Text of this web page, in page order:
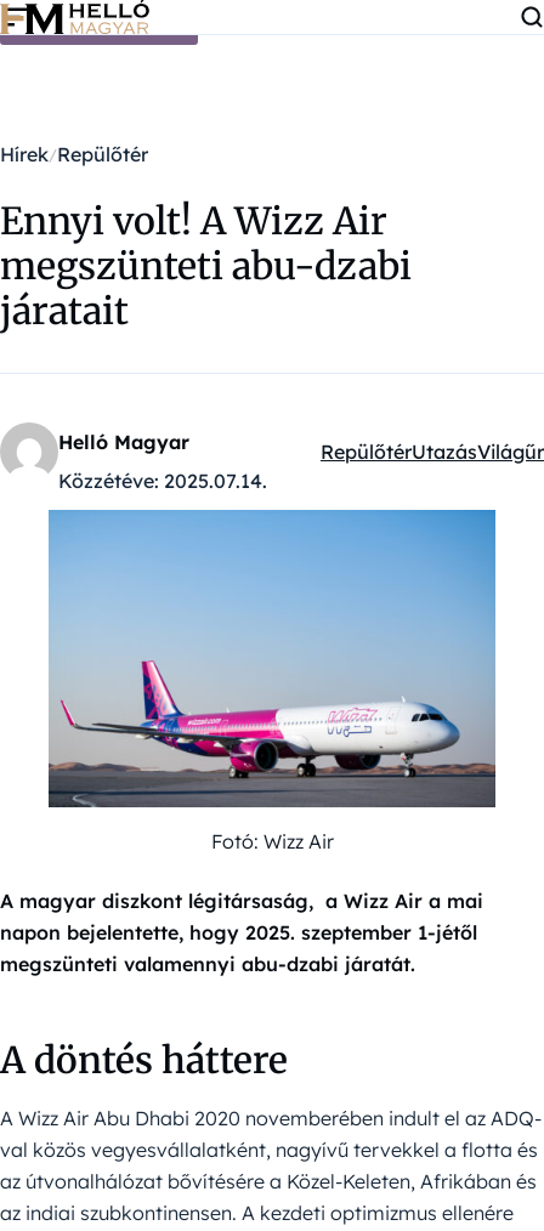
Ugrás a tartalomra
Hírek Repülőtér
Ennyi volt! A Wizz Air
megszünteti abu-dzabi
járatait
Helló Magyar
Közzétéve: 2025.07.14.
Kategóriák:
RepülőtérUtazásVilágűr
Fotó: Wizz Air
A magyar diszkont légitársaság, a Wizz Air a mai
napon bejelentette, hogy 2025. szeptember 1-jétől
megszünteti valamennyi abu-dzabi járatát.
A döntés háttere
A Wizz Air Abu Dhabi 2020 novemberében indult el az ADQ-
val közös vegyesvállalatként, nagyívű tervekkel a flotta és
az útvonalhálózat bővítésére a Közel-Keleten, Afrikában és
az indiai szubkontinensen. A kezdeti optimizmus ellenére